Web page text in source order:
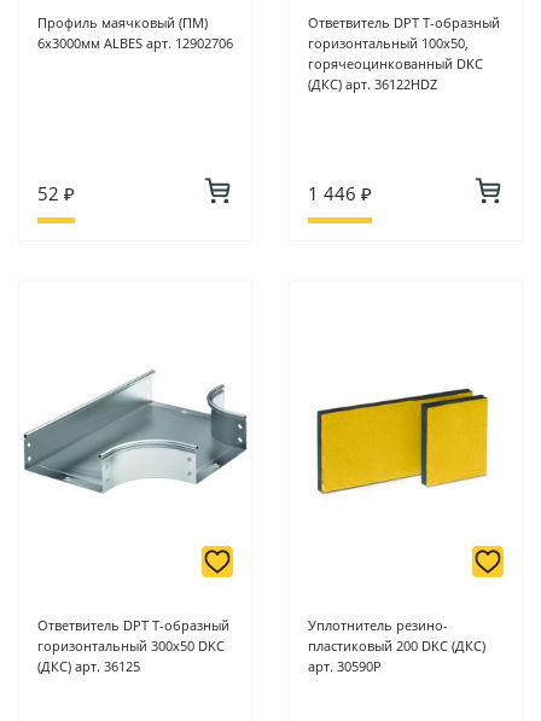
Профиль маячковый (ПМ)
6х3000мм ALBES арт. 12902706
52 ₽
Ответвитель DPT T-образный
горизонтальный 100x50,
горячеоцинкованный DKC
(ДКС) арт. 36122HDZ
1 446 ₽
Ответвитель DPT Т-образный
горизонтальный 300х50 DKC
(ДКС) арт. 36125
Уплотнитель резино-
пластиковый 200 DKC (ДКС)
арт. 30590P